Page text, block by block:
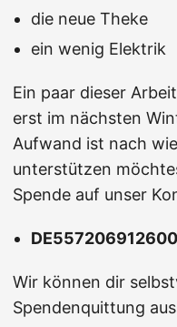
die neue Theke
ein wenig Elektrik
Ein paar dieser
erst im nächsten
Aufwand ist nach
unterstützen
Spende auf unser
Wir können dir
Spendenquittung